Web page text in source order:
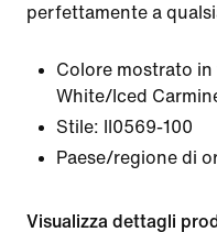
perfettamente a
Colore mostrato
White/Iced
Stile:
II0569-100
Paese/regione di
Visualizza dettagli